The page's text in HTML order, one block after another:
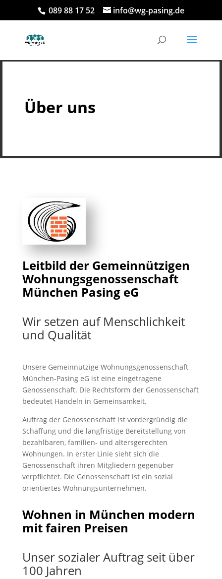
089 88 17 52 info@wg-pasing.de
Über uns
Leitbild der Gemeinnützigen
Wohnungsgenossenschaft
München Pasing eG
Wir setzen auf Menschlichkeit
und Qualität
Unsere Gemeinnützige Wohnungsgenossenschaft
München-Pasing eG ist eine eingetragene
Genossenschaft. Die Rechtsform der Genossenschaft
bedeutet Handeln in Gemeinsamkeit.
Auftrag der Genossenschaft ist vordergründig die
Schaffung und die langfristige Bereitstellung von
bezahlbaren, familien- und altersgerechten
Wohnungen. In erster Linie sieht sich die
Genossenschaft ihren Mitgliedern gegenüber
verpflichtet. Die Genossenschaft ist ein sozial
orientiertes Wohnungsunternehmen.
Wohnen in München modern
mit fairen Preisen
Unser sozialer Auftrag seit über
100 Jahren